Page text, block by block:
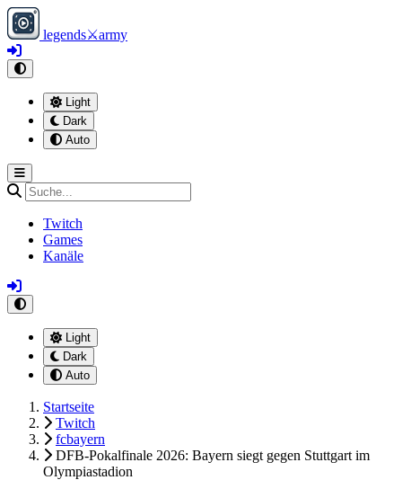
legends⚔army
Light
Dark
Auto
Twitch
Games
Kanäle
Light
Dark
Auto
Startseite
Twitch
fcbayern
DFB-Pokalfinale 2026: Bayern siegt gegen Stuttgart im
Olympiastadion